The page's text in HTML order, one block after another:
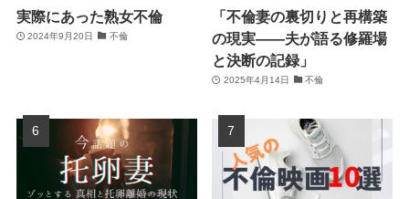
実際にあった熟女不倫
2024年9月20日 不倫
「不倫妻の裏切りと再構築
の現実――夫が語る修羅場
と決断の記録」
2025年4月14日 不倫